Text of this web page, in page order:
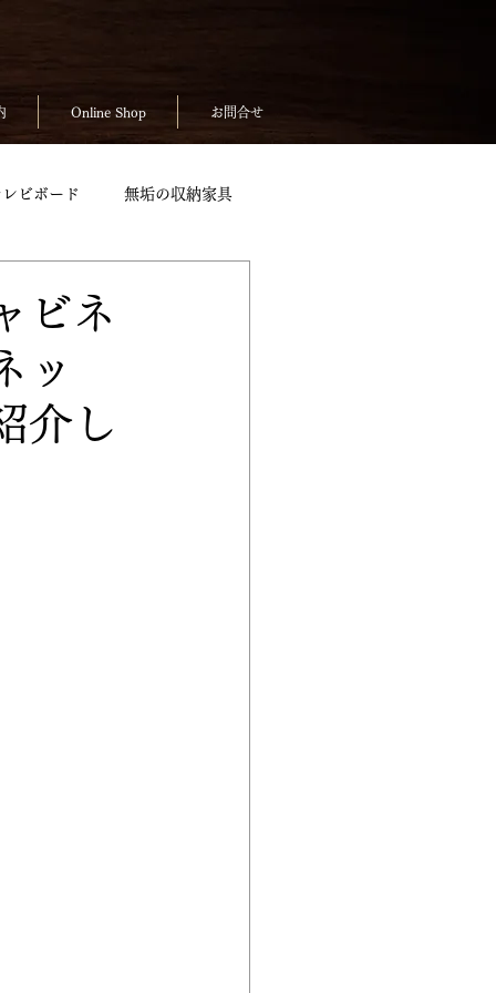
Online Shop お問合せ
ビボード 無垢の収納家具
ビネ
ッ
介し